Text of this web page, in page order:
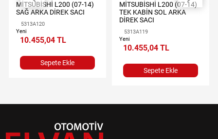
MİTSUBİSHİ L200 (07-14)
SAĞ ARKA DİREK SACI
5313A120
Yeni
10.455,04 TL
Sepete Ekle
MİTSUBİSHİ L200 (07-14)
TEK KABİN SOL ARKA
DİREK SACI
5313A119
Yeni
10.455,04 TL
Sepete Ekle